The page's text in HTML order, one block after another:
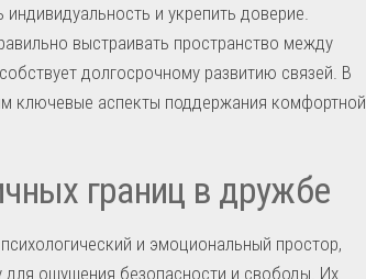
и укрепить доверие.
выстраивать пространство между
долгосрочному развитию связей. В
ключевые аспекты поддержания комфортной
границ в дружбе
и эмоциональный простор,
ощущения безопасности и свободы. Их